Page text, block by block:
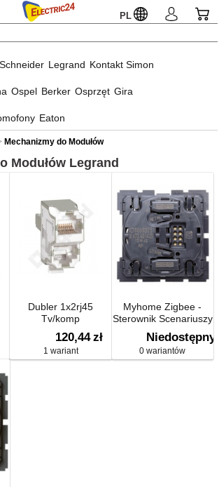
PL
Schneider Legrand Kontakt Simon
Ospel Berker Osprzęt Gira
Eaton
Mechanizmy do Modułów
Modułów Legrand
Dubler 1x2rj45
Tv/komp
120,44 zł
1 wariant
Myhome Zigbee -
Sterownik Scenariuszy
Niedostępny
0 wariantów